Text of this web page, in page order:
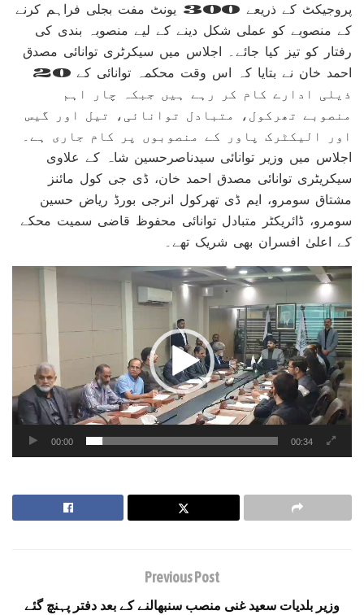
پروجیکٹ کے ذریعے 300 یونٹ مفت بجلی فراہم کرنے
کے منصوبے کو عملی شکل دینے کے لیے منصوبہ بندی کی
رفتار کو تیز کیا جائے۔ اجلاس میں سیکرٹری توانائی مصدق
احمد خان نے بتایا کہ اس وقت محکمہ توانائی کے 20
ذیلی ادارے کام کر رہے ہیں جبکہ چار اہم
منصوبے تھرکول، متبادل توانائی، تیل اور گیس
اور الیکٹرک پاور کے منصوبوں پر کام جاری ہے۔
اجلاس میں وزیر توانائی سیدناصرحسین شاہ کے علاوی
سیکریٹری توانائی مصدق احمد خان، ڈی جی کول مائنز
مشتاق سومرو، ایم ڈی تھرکول انرجی بورڈ ریاض حسین
سومرو، ڈائریکٹر متبادل توانائی محفوظ قاضی سمیت محکے
کے اعلیٰ افسران بھی شریک تھے۔
00:00 00:34
Previous Post
وزیر بلدیات سعید غنی منصب سنبھالنے کے بعد دفتر پہنچ گئے